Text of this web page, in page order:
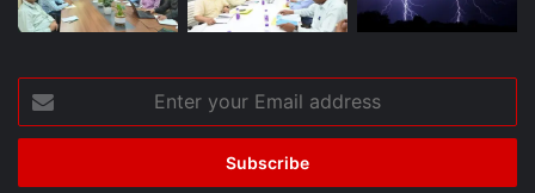
your
Email